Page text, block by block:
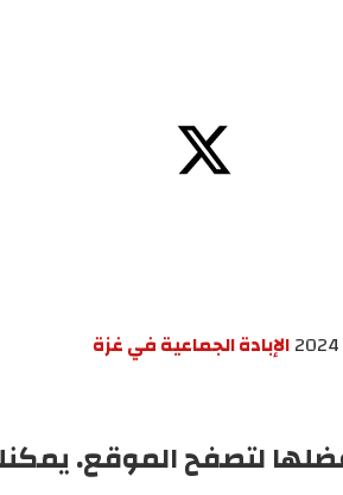
الإبادة الجماعية في غزة
لتصفح الموقع.